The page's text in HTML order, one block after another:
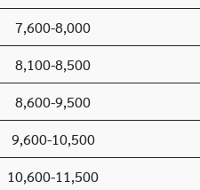
7,600-8,000
8,100-8,500
8,600-9,500
9,600-10,500
10,600-11,500